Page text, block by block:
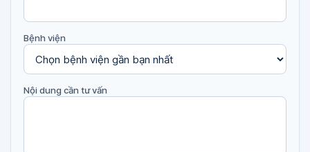
Bệnh viện
Nội dung cần tư vấn